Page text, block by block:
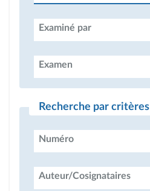
Examiné par
Examen
Recherche par critères
Numéro
Auteur/Cosignataires